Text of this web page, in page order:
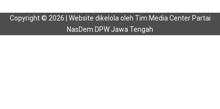
Copyright © 2026 | Website dikelola oleh Tim Media Center Partai
NasDem DPW Jawa Tengah